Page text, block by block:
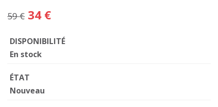
59 € 34 €
DISPONIBILITÉ
En stock
ÉTAT
Nouveau